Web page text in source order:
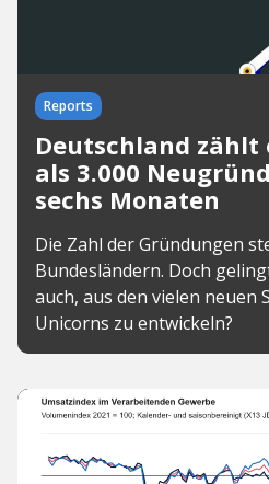
Reports
Deutschland
als 3.000
sechs Monaten
Die Zahl der Gründungen
Bundesländern. Doch
auch, aus den vielen neuen
Unicorns zu entwickeln?